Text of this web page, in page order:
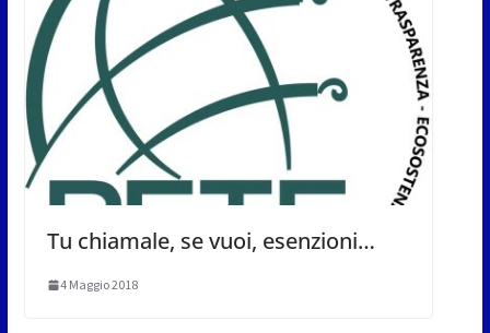
Tu chiamale, se vuoi, esenzioni…
4 Maggio 2018